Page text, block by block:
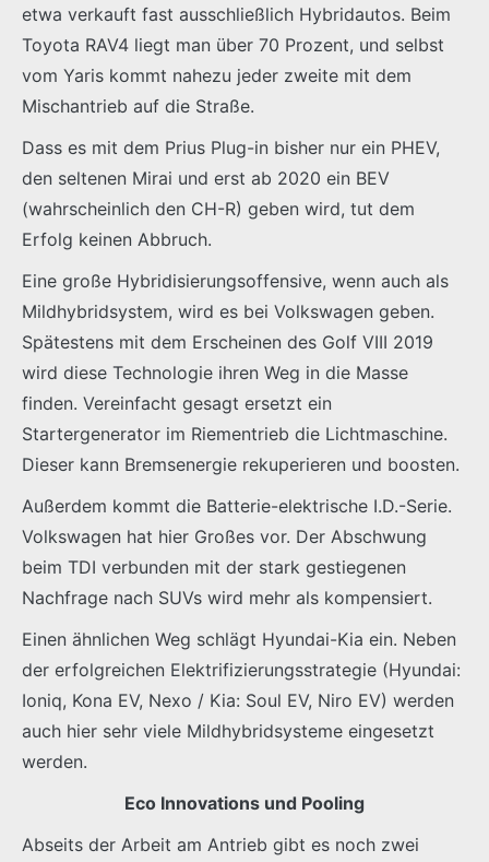
etwa verkauft fast ausschließlich Hybridautos. Beim
Toyota RAV4 liegt man über 70 Prozent, und selbst
vom Yaris kommt nahezu jeder zweite mit dem
Mischantrieb auf die Straße.
Dass es mit dem Prius Plug-in bisher nur ein PHEV,
den seltenen Mirai und erst ab 2020 ein BEV
(wahrscheinlich den CH-R) geben wird, tut dem
Erfolg keinen Abbruch.
Eine große Hybridisierungsoffensive, wenn auch als
Mildhybridsystem, wird es bei Volkswagen geben.
Spätestens mit dem Erscheinen des Golf VIII 2019
wird diese Technologie ihren Weg in die Masse
finden. Vereinfacht gesagt ersetzt ein
Startergenerator im Riementrieb die Lichtmaschine.
Dieser kann Bremsenergie rekuperieren und boosten.
Außerdem kommt die Batterie-elektrische I.D.-Serie.
Volkswagen hat hier Großes vor. Der Abschwung
beim TDI verbunden mit der stark gestiegenen
Nachfrage nach SUVs wird mehr als kompensiert.
Einen ähnlichen Weg schlägt Hyundai-Kia ein. Neben
der erfolgreichen Elektrifizierungsstrategie (Hyundai:
Ioniq, Kona EV, Nexo / Kia: Soul EV, Niro EV) werden
auch hier sehr viele Mildhybridsysteme eingesetzt
werden.
Eco Innovations und Pooling
Abseits der Arbeit am Antrieb gibt es noch zwei